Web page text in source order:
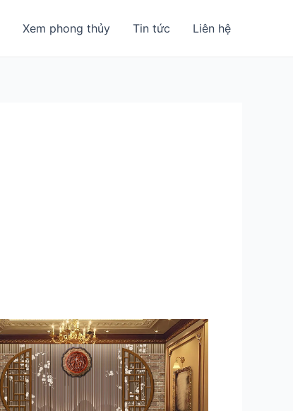
Xem phong thủy Tin tức Liên hệ